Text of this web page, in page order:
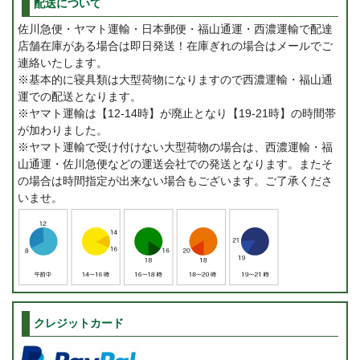
配送について
佐川急便・ヤマト運輸・日本郵便・福山通運・西濃運輸で配達
店舗在庫がある場合は即日発送！在庫ぎれの場合はメールでご
連絡いたします。
※基本的に寝具類は大型荷物になりますので西濃運輸・福山通
運での配送となります。
※ヤマト運輸は【12-14時】が廃止となり【19-21時】の時間帯
が加わりました。
※ヤマト運輸で受け付けない大型荷物の場合は、西濃運輸・福
山通運・佐川急便などの運送会社での発送となります。またそ
の場合は時間指定が出来ない場合もございます。ご了承くださ
いませ。
クレジットカード